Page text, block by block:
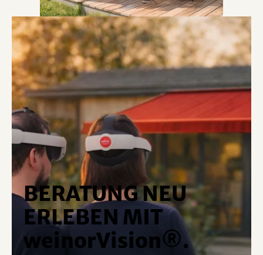
BERATUNG NEU
ERLEBEN MIT
weinorVision®.